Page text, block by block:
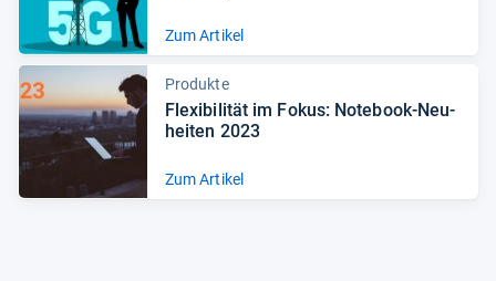
Zum Artikel
Produkte
Fle­xi­bi­li­tät im Fokus: Note­book-​Neu­
hei­ten 2023
Zum Artikel